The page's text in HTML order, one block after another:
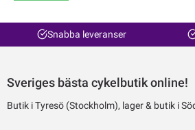
Snabba leveranser
Sveriges bästa cykelbutik online!
Butik i Tyresö (Stockholm), lager & butik i